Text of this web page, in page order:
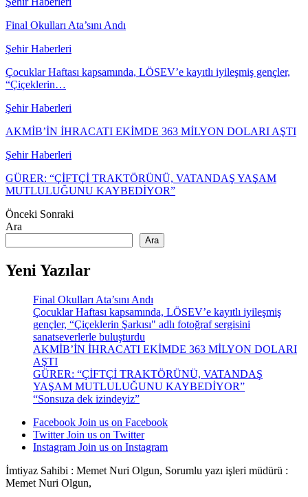
Final Okulları Ata’sını Andı
Şehir Haberleri
Çocuklar Haftası kapsamında, LÖSEV’e kayıtlı iyileşmiş gençler,
“Çiçeklerin…
Şehir Haberleri
AKMİB’İN İHRACATI EKİMDE 363 MİLYON DOLARI AŞTI
Şehir Haberleri
GÜRER: “ÇİFTÇİ TRAKTÖRÜNÜ, VATANDAŞ YAŞAM
MUTLULUĞUNU KAYBEDİYOR”
Önceki Sonraki
Ara
Ara
Yeni Yazılar
Final Okulları Ata’sını Andı
Çocuklar Haftası kapsamında, LÖSEV’e kayıtlı iyileşmiş
gençler, “Çiçeklerin Şarkısı" adlı fotoğraf sergisini
sanatseverlerle buluşturdu
AKMİB’İN İHRACATI EKİMDE 363 MİLYON DOLARI
AŞTI
GÜRER: “ÇİFTÇİ TRAKTÖRÜNÜ, VATANDAŞ
YAŞAM MUTLULUĞUNU KAYBEDİYOR”
“Sonsuza dek izindeyiz”
Facebook Join us on Facebook
Twitter Join us on Twitter
Instagram Join us on Instagram
İmtiyaz Sahibi : Memet Nuri Olgun, Sorumlu yazı işleri müdürü :
Memet Nuri Olgun,